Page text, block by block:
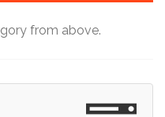
from above.